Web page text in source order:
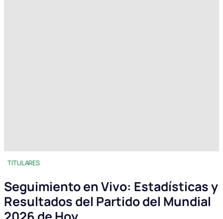
TITULARES
Seguimiento en Vivo: Estadísticas y
Resultados del Partido del Mundial